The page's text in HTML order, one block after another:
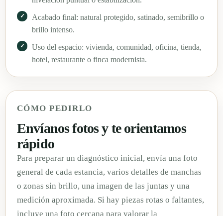
Acabado final: natural protegido, satinado, semibrillo o
brillo intenso.
Uso del espacio: vivienda, comunidad, oficina, tienda,
hotel, restaurante o finca modernista.
CÓMO PEDIRLO
Envíanos fotos y te orientamos
rápido
Para preparar un diagnóstico inicial, envía una foto
general de cada estancia, varios detalles de manchas
o zonas sin brillo, una imagen de las juntas y una
medición aproximada. Si hay piezas rotas o faltantes,
incluye una foto cercana para valorar la